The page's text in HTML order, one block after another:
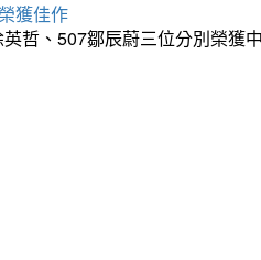
獲佳作
哲、507鄒辰蔚三位分別榮獲